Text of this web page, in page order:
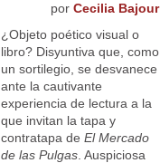
por Cecilia Bajour
¿Objeto poético visual o
libro? Disyuntiva que, como
un sortilegio, se desvanece
ante la cautivante
experiencia de lectura a la
que invitan la tapa y
contratapa de El Mercado
de las Pulgas. Auspiciosa